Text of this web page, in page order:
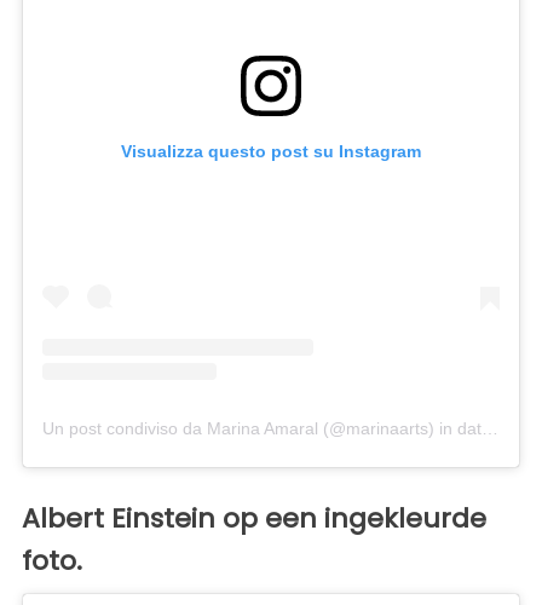
Visualizza questo post su Instagram
Un post condiviso da Marina Amaral (@marinaarts) in data:
Albert Einstein op een ingekleurde
foto.